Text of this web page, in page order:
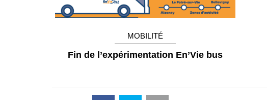
MOBILITÉ
Fin de l’expérimentation En’Vie bus